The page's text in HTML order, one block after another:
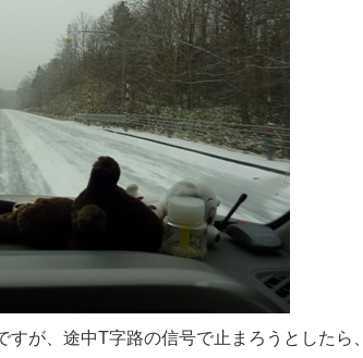
が、途中T字路の信号で止まろうとしたら、